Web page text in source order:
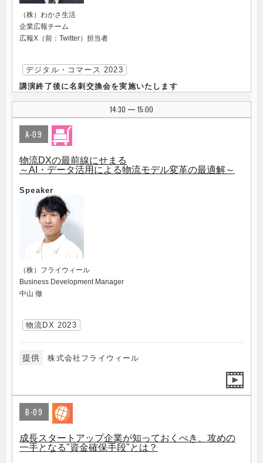
（株）わかさ生活
企業広報チーム
広報X（前：Twitter）担当者
デジタル・コマース 2023
講演終了後に名刺交換会を実施いたします
14:30 | 15:00
A-09
物流DXの最前線にせまる
～AI・データ活用による物流モデル変革の最適解～
Speaker
（株）フライウィール
Business Development Manager
中山 徹
物流DX 2023
提供 株式会社フライウィール
B-09
成長スタートアップ企業が知っておくべき、攻めの
一手となる"資金確保手段"とは？